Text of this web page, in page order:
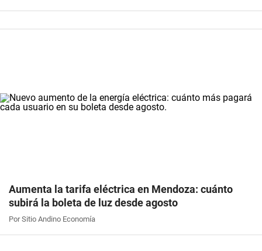
Aumenta la tarifa eléctrica en Mendoza: cuánto
subirá la boleta de luz desde agosto
Por Sitio Andino Economía